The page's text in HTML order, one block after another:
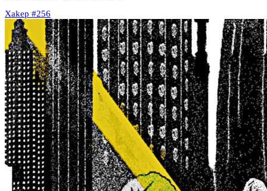
Xakep #256